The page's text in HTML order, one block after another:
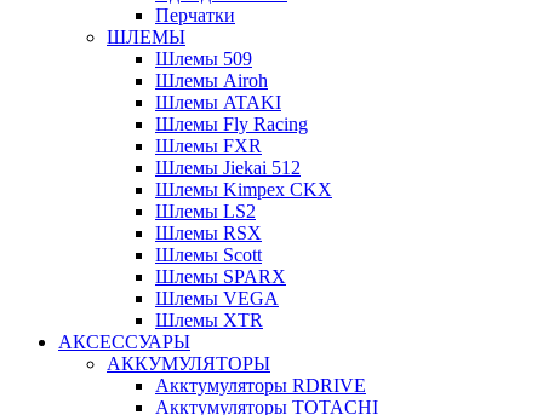
Перчатки
ШЛЕМЫ
Шлемы 509
Шлемы Airoh
Шлемы ATAKI
Шлемы Fly Racing
Шлемы FXR
Шлемы Jiekai 512
Шлемы Kimpex CKX
Шлемы LS2
Шлемы RSX
Шлемы Scott
Шлемы SPARX
Шлемы VEGA
Шлемы XTR
АКСЕССУАРЫ
АККУМУЛЯТОРЫ
Акктумуляторы RDRIVE
Акктумуляторы TOTACHI